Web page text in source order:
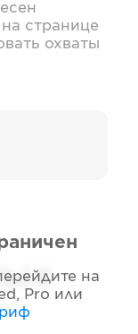
странице
охваты
на
Pro или